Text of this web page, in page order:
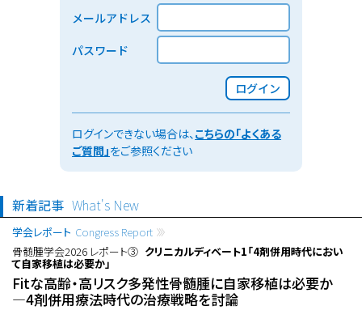
メールアドレス
パスワード
ログイン
ログインできない場合は、こちらの「よくある
ご質問」をご参照ください
新着記事 What's New
学会レポート Congress Report
骨髄腫学会2026 レポート③ クリニカルディベート1「4剤併用時代におい
て自家移植は必要か」
Fitな高齢・高リスク多発性骨髄腫に自家移植は必要か
―4剤併用療法時代の治療戦略を討論